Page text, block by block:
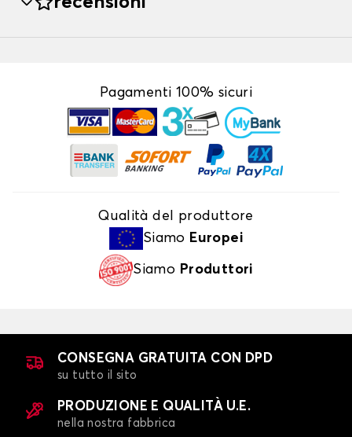
Pagamenti 100% sicuri
Qualità del produttore
Siamo Europei
Siamo Produttori
CONSEGNA GRATUITA CON DPD
su tutto il sito
PRODUZIONE E QUALITÀ U.E.
nella nostra fabbrica